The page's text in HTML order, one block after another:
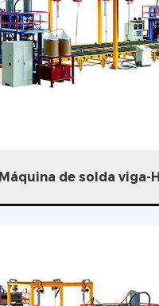
Máquina de solda viga-